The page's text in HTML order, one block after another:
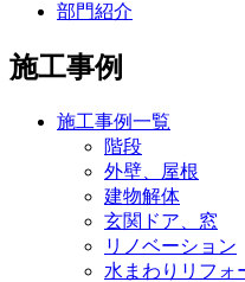
部門紹介
施工事例
施工事例一覧
階段
外壁、屋根
建物解体
玄関ドア、窓
リノベーション
水まわりリフォ